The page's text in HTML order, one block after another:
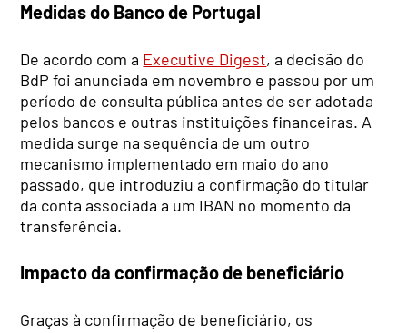
Medidas do Banco de Portugal
De acordo com a Executive Digest, a decisão do
BdP foi anunciada em novembro e passou por um
período de consulta pública antes de ser adotada
pelos bancos e outras instituições financeiras. A
medida surge na sequência de um outro
mecanismo implementado em maio do ano
passado, que introduziu a confirmação do titular
da conta associada a um IBAN no momento da
transferência.
Impacto da confirmação de beneficiário
Graças à confirmação de beneficiário, os